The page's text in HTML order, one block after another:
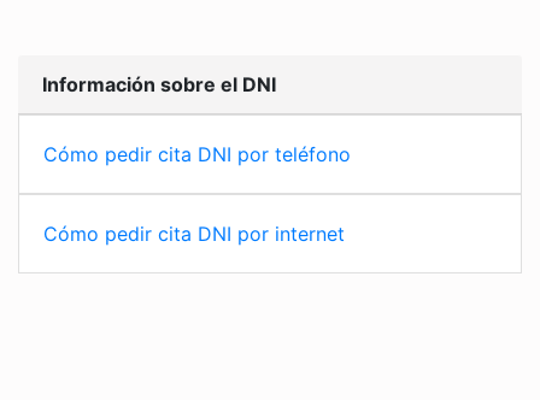
Información sobre el DNI
Cómo pedir cita DNI por teléfono
Cómo pedir cita DNI por internet